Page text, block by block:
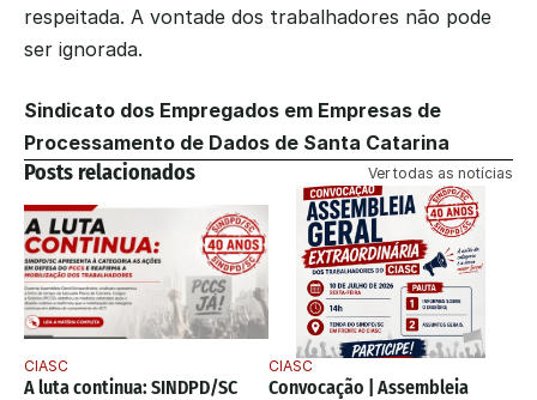
respeitada. A vontade dos trabalhadores não pode
ser ignorada.
Sindicato dos Empregados em Empresas de
Processamento de Dados de Santa Catarina
Posts relacionados Ver todas as notícias
CIASC
A luta continua: SINDPD/SC
CIASC
Convocação | Assembleia